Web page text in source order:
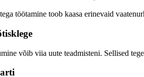
töötamine toob kaasa erinevaid
võib viia uute teadmisteni. Sellised